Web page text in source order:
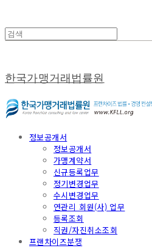
한국가맹거래법률원
정보공개서
정보공개서
가맹계약서
신규등록업무
정기변경업무
수시변경업무
연관리 회원(사) 업무
등록조회
직권/자진취소조회
프랜차이즈분쟁